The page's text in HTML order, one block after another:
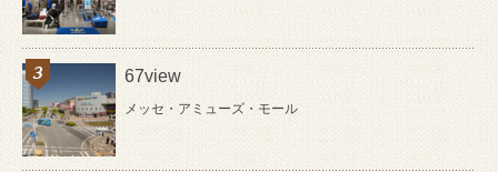
67view
メッセ・アミューズ・モール